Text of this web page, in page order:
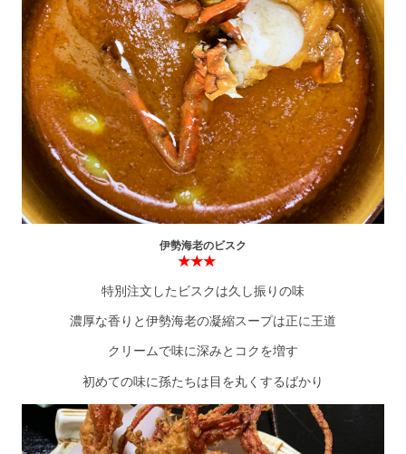
伊勢海老のビスク
★★★
特別注文したビスクは久し振りの味
濃厚な香りと伊勢海老の凝縮スープは正に王道
クリームで味に深みとコクを増す
初めての味に孫たちは目を丸くするばかり